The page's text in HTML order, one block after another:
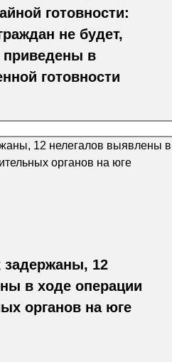
готовности:
не будет,
приведены в
готовности
задержаны, 12
в ходе операции
органов на юге